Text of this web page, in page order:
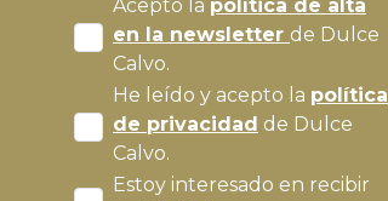
Acepto la política de alta
en la newsletter de Dulce
Calvo.
He leído y acepto la política
de privacidad de Dulce
Calvo.
Estoy interesado en recibir